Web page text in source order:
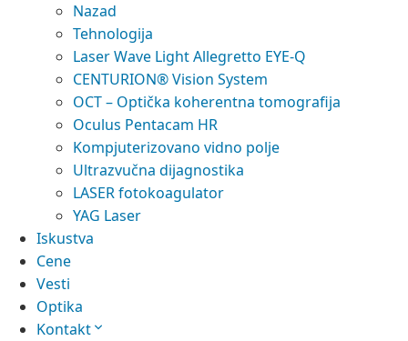
Nazad
Tehnologija
Laser Wave Light Allegretto EYE-Q
CENTURION® Vision System
OCT – Optička koherentna tomografija
Oculus Pentacam HR
Kompjuterizovano vidno polje
Ultrazvučna dijagnostika
LASER fotokoagulator
YAG Laser
Iskustva
Cene
Vesti
Optika
Kontakt